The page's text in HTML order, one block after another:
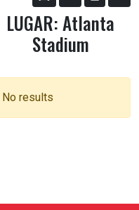
LUGAR: Atlanta
Stadium
No results